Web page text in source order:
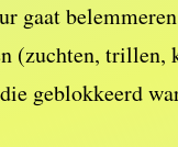
gaat
(zuchten,
geblokkeerd